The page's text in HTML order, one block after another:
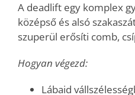
A deadlift egy komplex
középső és alsó
szuperül erősíti comb,
Hogyan végezd:
Lábaid